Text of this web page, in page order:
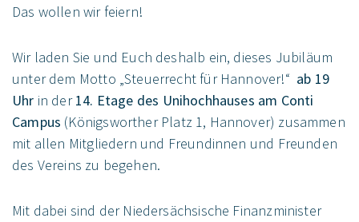
Das wollen wir feiern!
Wir laden Sie und Euch deshalb ein, dieses Jubiläum
unter dem Motto „Steuerrecht für Hannover!“ ab 19
Uhr in der14. Etage des Unihochhauses am Conti
Campus (Königsworther Platz 1, Hannover) zusammen
mit allen Mitgliedern und Freundinnen und Freunden
des Vereins zu begehen.
Mit dabei sind der Niedersächsische Finanzminister